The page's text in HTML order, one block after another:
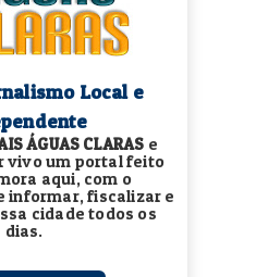
Local e
ÁGUAS CLARAS e
vivo um portal feito
aqui, com o
informar, fiscalizar e
cidade todos os
dias.